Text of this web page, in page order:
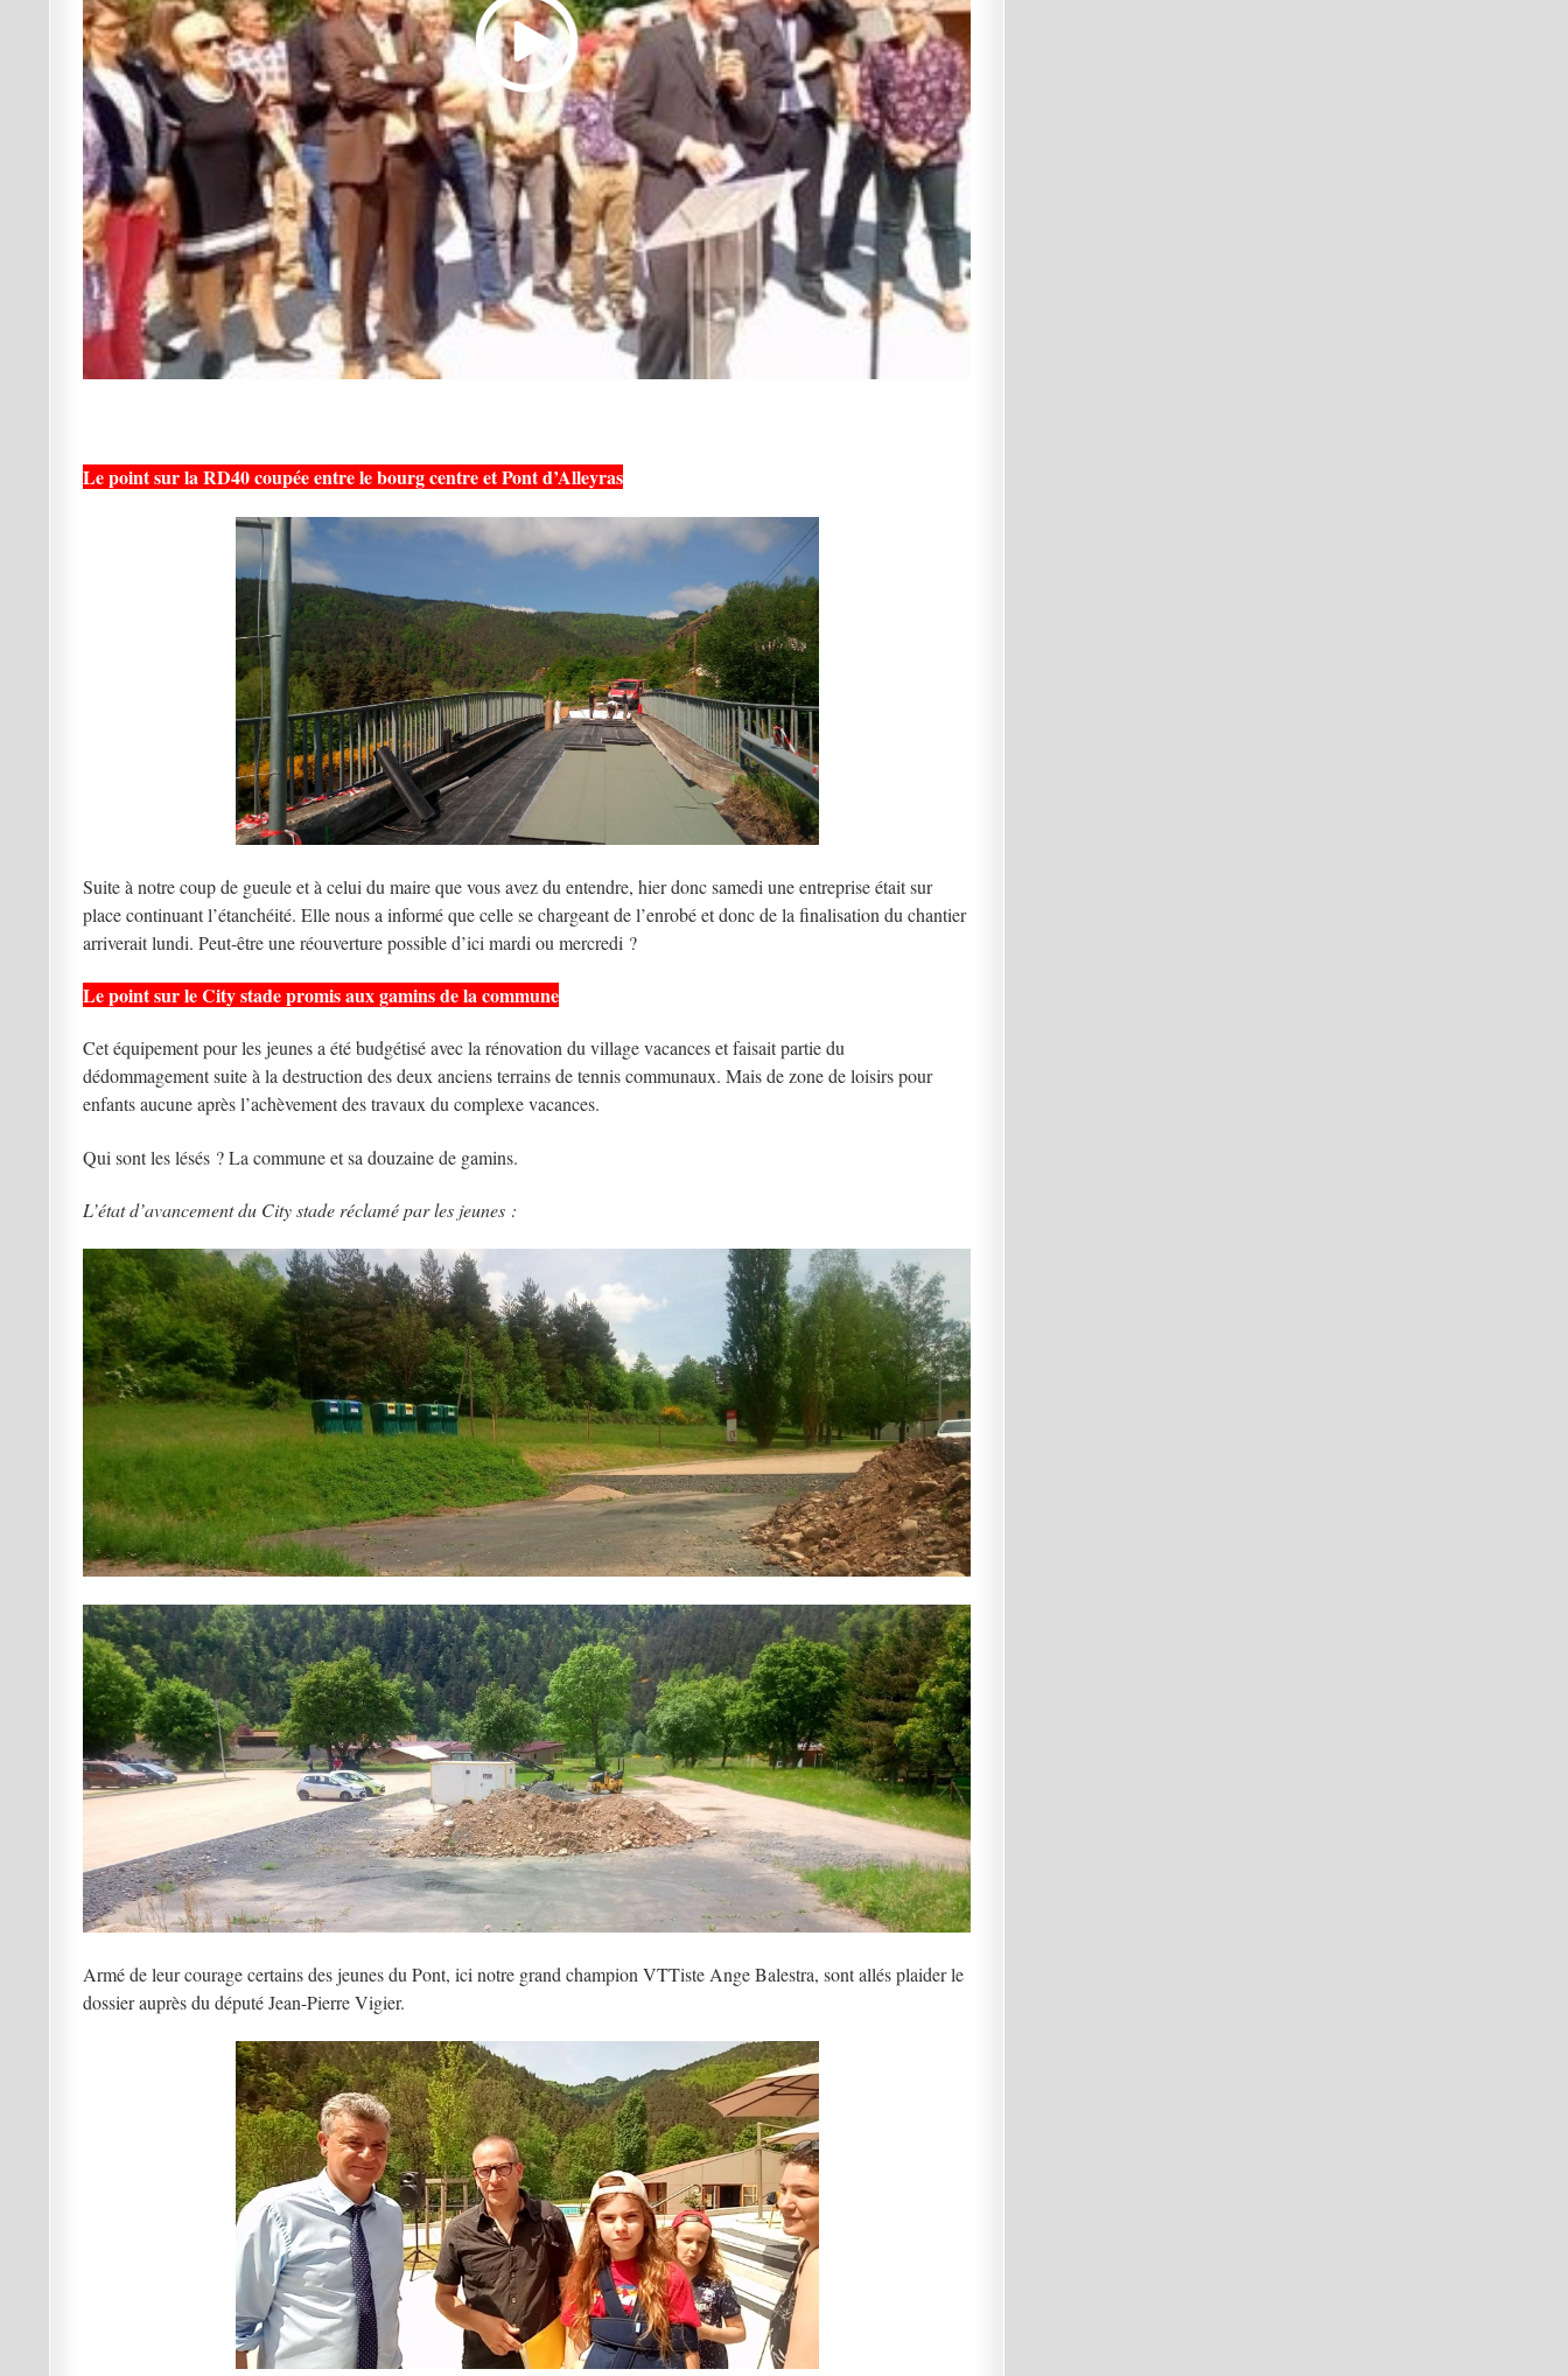
Le point sur la RD40 coupée entre le bourg centre et Pont d’Alleyras
Suite à notre coup de gueule et à celui du maire que vous avez du entendre, hier donc samedi une entreprise était sur
place continuant l’étanchéité. Elle nous a informé que celle se chargeant de l’enrobé et donc de la finalisation du chantier
arriverait lundi. Peut-être une réouverture possible d’ici mardi ou mercredi ?
Le point sur le City stade promis aux gamins de la commune
Cet équipement pour les jeunes a été budgétisé avec la rénovation du village vacances et faisait partie du
dédommagement suite à la destruction des deux anciens terrains de tennis communaux. Mais de zone de loisirs pour
enfants aucune après l’achèvement des travaux du complexe vacances.
Qui sont les lésés ? La commune et sa douzaine de gamins.
L’état d’avancement du City stade réclamé par les jeunes :
Armé de leur courage certains des jeunes du Pont, ici notre grand champion VTTiste Ange Balestra, sont allés plaider le
dossier auprès du député Jean-Pierre Vigier.